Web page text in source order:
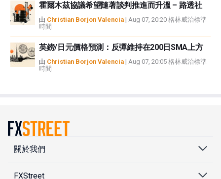
霍爾木茲協議希望隨著談判推進而升溫 – 路透社
由 Christian Borjon Valencia | Aug 07, 20:20 格林威治標準
時間
英鎊/日元價格預測：反彈維持在200日SMA上方
由 Christian Borjon Valencia | Aug 07, 20:05 格林威治標準
時間
關於我們
FXStreet